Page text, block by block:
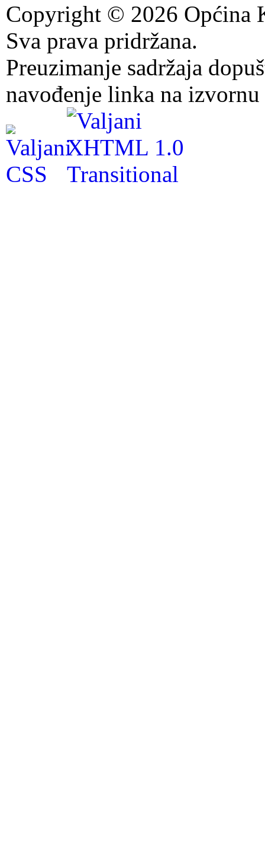
Copyright © 2026 Općina
Sva prava pridržana.
Preuzimanje sadržaja
navođenje linka na izvornu